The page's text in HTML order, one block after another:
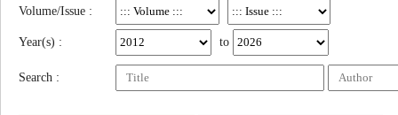
Volume/Issue :
Year(s) : to
Search :